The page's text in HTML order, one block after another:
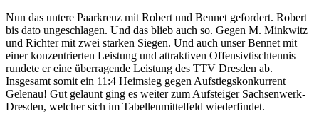
Nun das untere Paarkreuz mit Robert und Bennet gefordert. Robert
bis dato ungeschlagen. Und das blieb auch so. Gegen M. Minkwitz
und Richter mit zwei starken Siegen. Und auch unser Bennet mit
einer konzentrierten Leistung und attraktiven Offensivtischtennis
rundete er eine überragende Leistung des TTV Dresden ab.
Insgesamt somit ein 11:4 Heimsieg gegen Aufstiegskonkurrent
Gelenau! Gut gelaunt ging es weiter zum Aufsteiger Sachsenwerk-
Dresden, welcher sich im Tabellenmittelfeld wiederfindet.